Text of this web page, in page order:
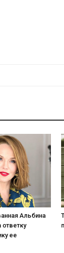
Альбина
ее